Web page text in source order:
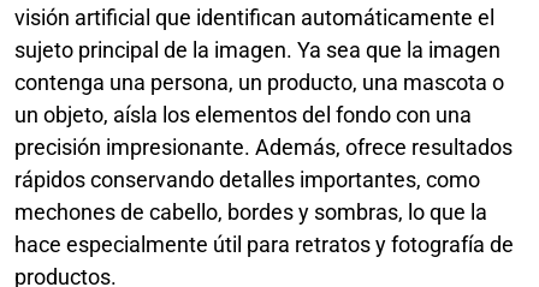
visión artificial que identifican automáticamente el
sujeto principal de la imagen. Ya sea que la imagen
contenga una persona, un producto, una mascota o
un objeto, aísla los elementos del fondo con una
precisión impresionante. Además, ofrece resultados
rápidos conservando detalles importantes, como
mechones de cabello, bordes y sombras, lo que la
hace especialmente útil para retratos y fotografía de
productos.